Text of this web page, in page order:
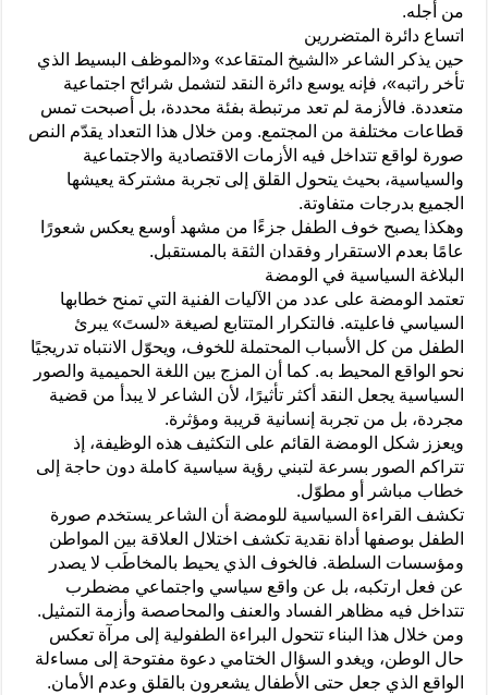
من أجله.
اتساع دائرة المتضررين
حين يذكر الشاعر «الشيخ المتقاعد» و«الموظف البسيط الذي
تأخر راتبه»، فإنه يوسع دائرة النقد لتشمل شرائح اجتماعية
متعددة. فالأزمة لم تعد مرتبطة بفئة محددة، بل أصبحت تمس
قطاعات مختلفة من المجتمع. ومن خلال هذا التعداد يقدّم النص
صورة لواقع تتداخل فيه الأزمات الاقتصادية والاجتماعية
والسياسية، بحيث يتحول القلق إلى تجربة مشتركة يعيشها
الجميع بدرجات متفاوتة.
وهكذا يصبح خوف الطفل جزءًا من مشهد أوسع يعكس شعورًا
عامًا بعدم الاستقرار وفقدان الثقة بالمستقبل.
البلاغة السياسية في الومضة
تعتمد الومضة على عدد من الآليات الفنية التي تمنح خطابها
السياسي فاعليته. فالتكرار المتتابع لصيغة «لستَ» يبرئ
الطفل من كل الأسباب المحتملة للخوف، ويحوّل الانتباه تدريجيًا
نحو الواقع المحيط به. كما أن المزج بين اللغة الحميمية والصور
السياسية يجعل النقد أكثر تأثيرًا، لأن الشاعر لا يبدأ من قضية
مجردة، بل من تجربة إنسانية قريبة ومؤثرة.
ويعزز شكل الومضة القائم على التكثيف هذه الوظيفة، إذ
تتراكم الصور بسرعة لتبني رؤية سياسية كاملة دون حاجة إلى
خطاب مباشر أو مطوّل.
تكشف القراءة السياسية للومضة أن الشاعر يستخدم صورة
الطفل بوصفها أداة نقدية تكشف اختلال العلاقة بين المواطن
ومؤسسات السلطة. فالخوف الذي يحيط بالمخاطَب لا يصدر
عن فعل ارتكبه، بل عن واقع سياسي واجتماعي مضطرب
تتداخل فيه مظاهر الفساد والعنف والمحاصصة وأزمة التمثيل.
ومن خلال هذا البناء تتحول البراءة الطفولية إلى مرآة تعكس
حال الوطن، ويغدو السؤال الختامي دعوة مفتوحة إلى مساءلة
الواقع الذي جعل حتى الأطفال يشعرون بالقلق وعدم الأمان.